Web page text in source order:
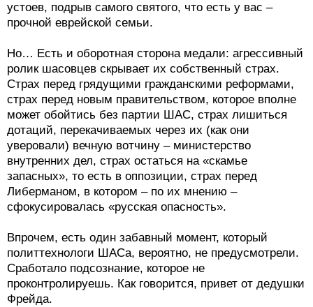
устоев, подрыв самого святого, что есть у вас –
прочной еврейской семьи.
Но… Есть и оборотная сторона медали: агрессивный
ролик шасовцев скрывает их собственный страх.
Страх перед грядущими гражданскими реформами,
страх перед новым правительством, которое вполне
может обойтись без партии ШАС, страх лишиться
дотаций, перекачиваемых через их (как они
уверовали) вечную вотчину – министерство
внутренних дел, страх остаться на «скамье
запасных», то есть в оппозиции, страх перед
Либерманом, в котором – по их мнению –
сфокусировалась «русская опасность».
Впрочем, есть один забавный момент, который
политтехнологи ШАСа, вероятно, не предусмотрели.
Сработало подсознание, которое не
проконтролируешь. Как говорится, привет от дедушки
Фрейда.